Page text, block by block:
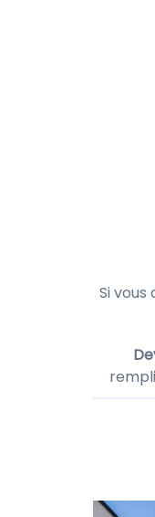
Si vous